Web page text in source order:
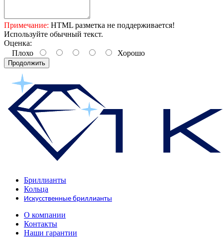
Примечание: HTML разметка не поддерживается!
Используйте обычный текст.
Оценка:
Плохо
Хорошо
Продолжить
Бриллианты
Кольца
Искусственные бриллианты
О компании
Контакты
Наши гарантии